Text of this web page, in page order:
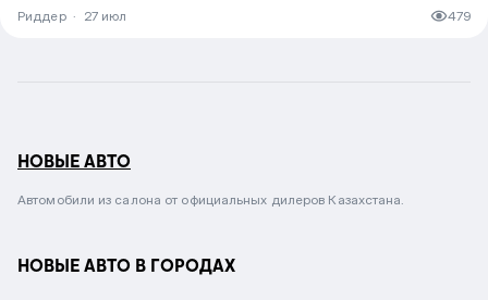
Риддер · 27 июл 479
НОВЫЕ АВТО
Автомобили из салона от официальных дилеров Казахстана.
НОВЫЕ АВТО В ГОРОДАХ